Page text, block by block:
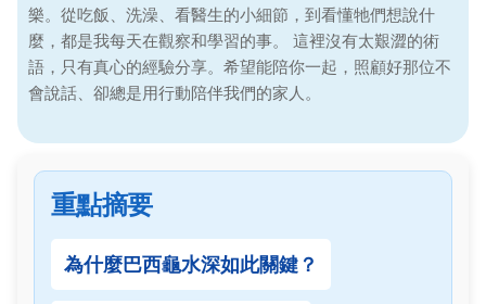
樂。從吃飯、洗澡、看醫生的小細節，到看懂牠們想說什
麼，都是我每天在觀察和學習的事。 這裡沒有太艱澀的術
語，只有真心的經驗分享。希望能陪你一起，照顧好那位不
會說話、卻總是用行動陪伴我們的家人。
重點摘要
為什麼巴西龜水深如此關鍵？